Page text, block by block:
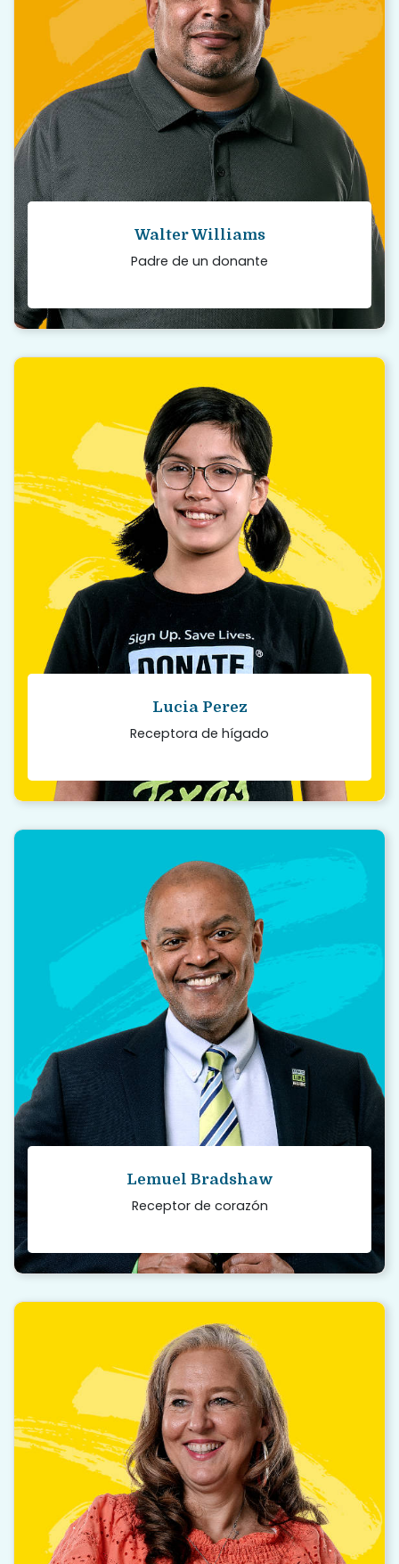
Walter Williams
Padre de un donante
decisión de donar cambia la vida, tanto
para las familias receptoras como para la
familia del donante.
Read story
Lucia Perez
Receptora de hígado
“
Existen muchos mitos y desinformación
sobre la donación, y siempre le digo a la
gente que conozca los hechos porque los
mitos no son ciertos.
Read story
Lemuel Bradshaw
Receptor de corazón
“
Mi familia y yo estamos hoy juntos gracias
a que dos personas dijeron que sí a la
donación y me dieron el regalo de la vida.
Read story
“
No hay mayor amor que el que se entrega
a un extraño. La donación es la belleza de
las cenizas para nosotros.
Read story